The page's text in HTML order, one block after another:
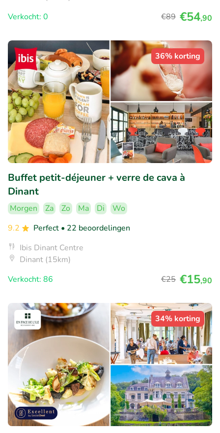
Verkocht: 0
€89 €54,90
36% korting
Buffet petit-déjeuner + verre de cava à
Dinant
Morgen Za Zo Ma Di
Wo
9.2
Perfect • 22 beoordelingen
Ibis Dinant Centre
Dinant (15km)
Verkocht: 86
€25 €15,90
34% korting